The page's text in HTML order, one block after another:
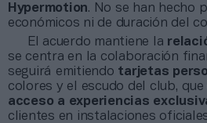
Hypermotion. No se han hecho
económicos ni de duración del
El acuerdo mantiene la
se centra en la colaboración
seguirá emitiendo tarjetas
colores y el escudo del club,
acceso a experiencias
clientes en instalaciones